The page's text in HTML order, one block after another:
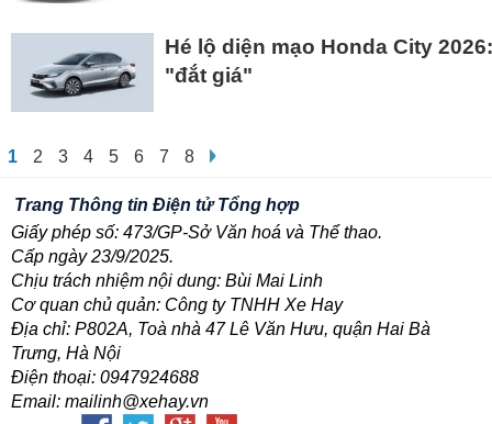
Hé lộ diện mạo Honda City
"đắt giá"
1 2 3 4 5 6 7 8
Trang Thông tin Điện tử Tổng hợp
Giấy phép số: 473/GP-Sở Văn hoá và Thể thao.
Cấp ngày 23/9/2025.
Chịu trách nhiệm nội dung: Bùi Mai Linh
Cơ quan chủ quản: Công ty TNHH Xe Hay
Địa chỉ: P802A, Toà nhà 47 Lê Văn Hưu, quận Hai Bà
Trưng, Hà Nội
Điện thoại: 0947924688
Email: mailinh@xehay.vn